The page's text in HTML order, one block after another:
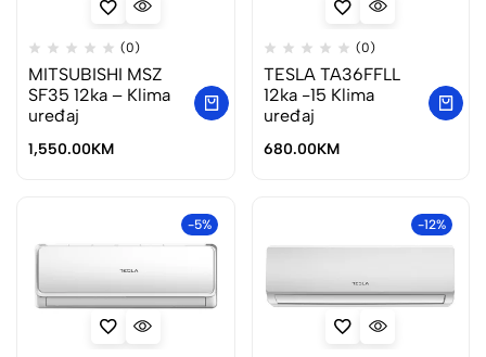
(0)
MITSUBISHI MSZ
SF35 12ka – Klima
uređaj
1,550.00KM
(0)
TESLA TA36FFLL
12ka -15 Klima
uređaj
680.00KM
-5% -12%